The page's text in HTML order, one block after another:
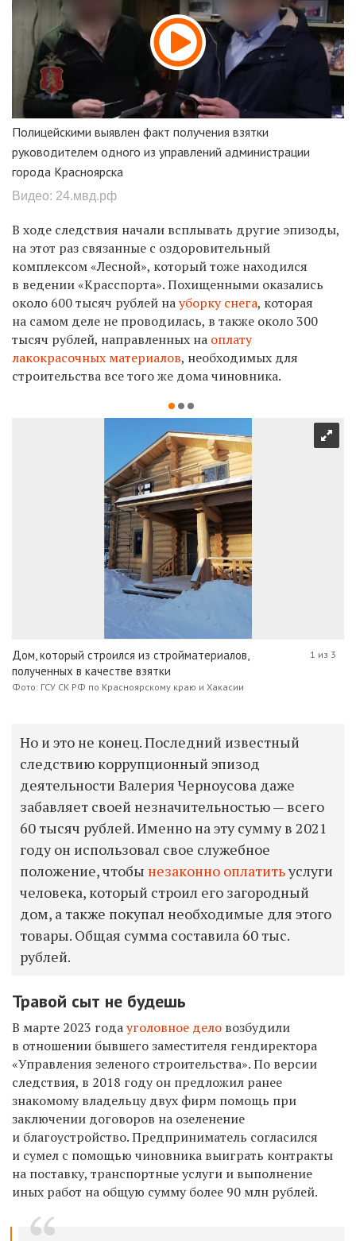
Полицейскими выявлен факт получения взятки
руководителем одного из управлений администрации
города Красноярска
Видео: 24.мвд.рф
В ходе следствия начали всплывать другие эпизоды,
на этот раз связанные с оздоровительный
комплексом «Лесной», который тоже находился
в ведении «Красспорта». Похищенными оказались
около 600 тысяч рублей науборку снега, которая
на самом деле не проводилась, в также около 300
тысяч рублей, направленных на оплату
лакокрасочных материалов, необходимых для
строительства все того же дома чиновника.
Дом, который строился из стройматериалов,
полученных в качестве взятки
Фото: ГСУ СК РФ по Красноярскому краю и Хакасии
1 из 3
Но и это не конец. Последний известный
следствию коррупционный эпизод
деятельности Валерия Черноусова даже
забавляет своей незначительностью — всего
60 тысяч рублей. Именно на эту сумму в 2021
году он использовал свое служебное
положение, чтобы незаконно оплатитьуслуги
человека, который строил его загородный
дом, а также покупал необходимые для этого
товары. Общая сумма составила 60 тыс.
рублей.
Травой сыт не будешь
В марте 2023 годауголовное дело возбудили
в отношении бывшего заместителя гендиректора
«Управления зеленого строительства». По версии
следствия, в 2018 году он предложил ранее
знакомому владельцу двух фирм помощь при
заключении договоров на озеленение
и благоустройство.Предприниматель согласился
и сумел с помощью чиновника выиграть контракты
на поставку, транспортные услуги и выполнение
иных работ на общую сумму более 90 млн рублей.